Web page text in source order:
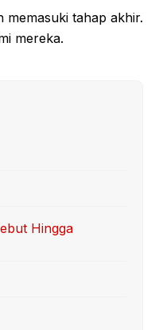
memasuki tahap akhir.
mereka.
Hingga